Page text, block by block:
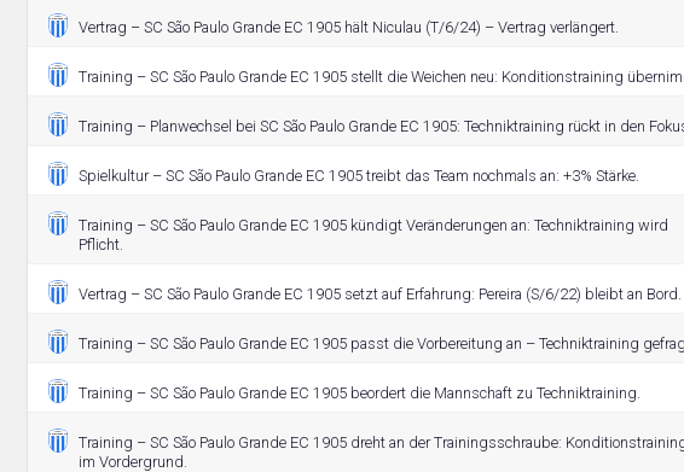
Vertrag – SC São Paulo Grande EC 1905 hält Niculau (T/6/24) – Vertrag verlängert.
Training – SC São Paulo Grande EC 1905 stellt die Weichen neu: Konditionstraining
Training – Planwechsel bei SC São Paulo Grande EC 1905: Techniktraining rückt in den
Spielkultur – SC São Paulo Grande EC 1905 treibt das Team nochmals an: +3% Stärke.
Training – SC São Paulo Grande EC 1905 kündigt Veränderungen an: Techniktraining wird
Pflicht.
Vertrag – SC São Paulo Grande EC 1905 setzt auf Erfahrung: Pereira (S/6/22) bleibt an Bord.
Training – SC São Paulo Grande EC 1905 passt die Vorbereitung an – Techniktraining
Training – SC São Paulo Grande EC 1905 beordert die Mannschaft zu Techniktraining.
Training – SC São Paulo Grande EC 1905 dreht an der Trainingsschraube:
im Vordergrund.